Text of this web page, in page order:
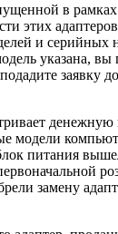
в
этих
и серийных
указана,
заявку
денежную
модели
питания
замену